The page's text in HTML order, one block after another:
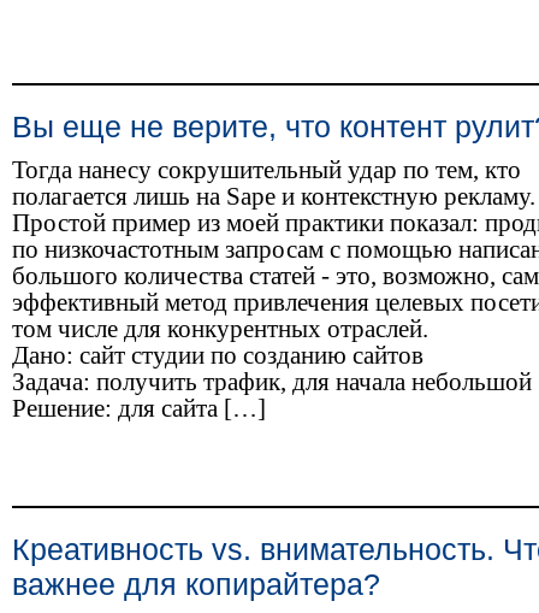
Вы еще не верите, что контент
Тогда нанесу сокрушительный удар по тем, кто
полагается лишь на Sape и контекстную рекламу.
Простой пример из моей практики показал:
по низкочастотным запросам с помощью
большого количества статей - это, возможно,
эффективный метод привлечения целевых
том числе для конкурентных отраслей.
Дано: сайт студии по созданию сайтов
Задача: получить трафик, для начала небольшой
Решение: для сайта […]
Креативность vs. внимательность.
важнее для копирайтера?